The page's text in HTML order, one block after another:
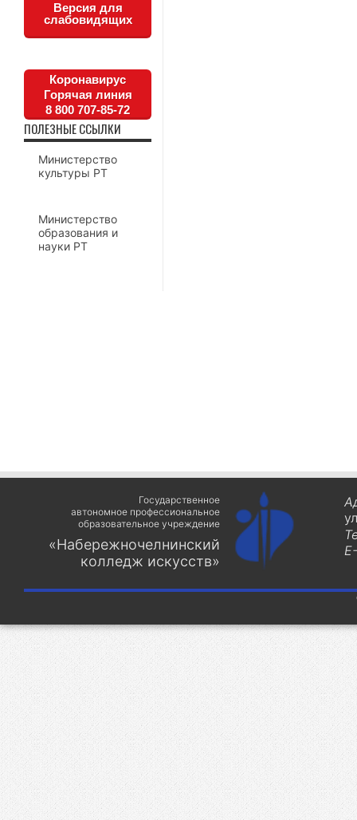
Версия для
слабовидящих
Коронавирус
Горячая линия
8 800 707-85-72
ПОЛЕЗНЫЕ ССЫЛКИ
Министерство
культуры РТ
Министерство
образования и
науки РТ
Государственное
автономное профессиональное
образовательное учреждение
«Набережночелнинский
колледж искусств»